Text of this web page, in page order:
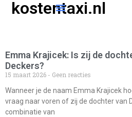
kostentaxi.nl
Emma Krajicek: Is zij de
Deckers?
15 maart 2026
Geen reacties
Wanneer je de naam Emma Krajicek
vraag naar voren of zij de dochter van
combinatie van